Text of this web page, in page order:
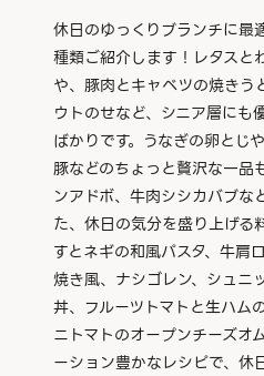
休日のゆっくりブランチに最
種類ご紹介します！レタスと
や、豚肉とキャベツの焼きう
ウトのせなど、シニア層にも
ばかりです。うなぎの卵とじ
豚などのちょっと贅沢な一品
ンアドボ、牛肉シシカバブな
た、休日の気分を盛り上げる
すとネギの和風パスタ、牛肩
焼き風、ナシゴレン、シュニ
丼、フルーツトマトと生ハム
ニトマトのオープンチーズオ
ーション豊かなレシピで、休